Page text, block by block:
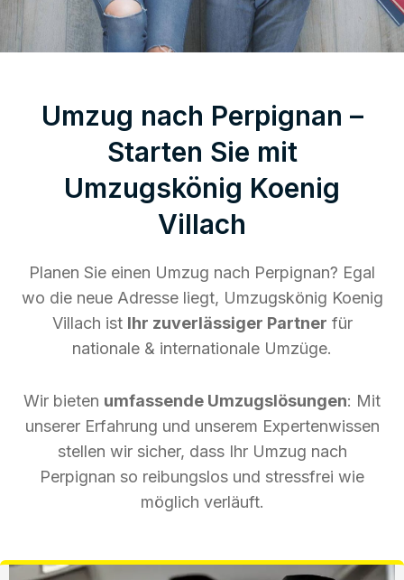
Umzug nach Perpignan –
Starten Sie mit
Umzugskönig Koenig
Villach
Planen Sie einen Umzug nach Perpignan? Egal
wo die neue Adresse liegt, Umzugskönig Koenig
Villach ist Ihr zuverlässiger Partner für
nationale & internationale Umzüge.
Wir bieten umfassende Umzugslösungen: Mit
unserer Erfahrung und unserem Expertenwissen
stellen wir sicher, dass Ihr Umzug nach
Perpignan so reibungslos und stressfrei wie
möglich verläuft.